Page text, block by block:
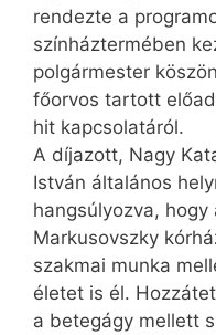
rendezte a
színháztermében
polgármester
főorvos tartott
hit kapcsolatáról.
A díjazott, Nagy
István általános
hangsúlyozva,
Markusovszky
szakmai munka
életet is él.
a betegágy mellett